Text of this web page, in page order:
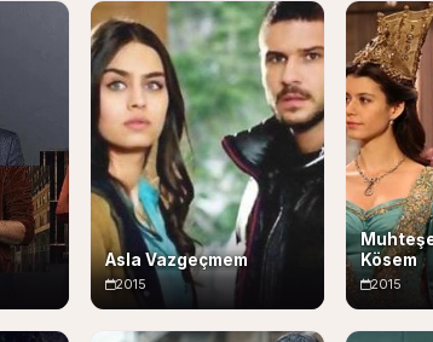
Asla Vazgeçmem
2015
Kösem
2015